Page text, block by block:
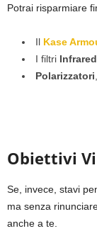
Potrai risparmiare
Il Kase
I filtri
Polarizzatori
Obiettivi
Se, invece, stavi
ma senza
anche a te.